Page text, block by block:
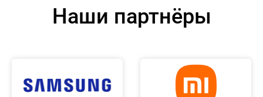
Наши партнёры